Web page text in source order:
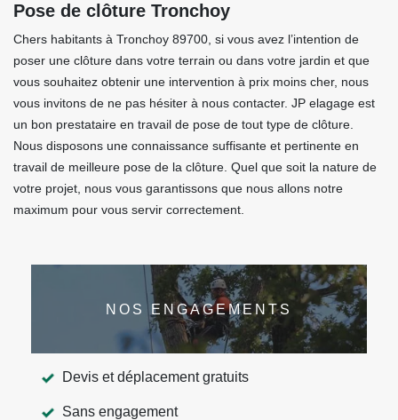
Pose de clôture Tronchoy
Chers habitants à Tronchoy 89700, si vous avez l’intention de
poser une clôture dans votre terrain ou dans votre jardin et que
vous souhaitez obtenir une intervention à prix moins cher, nous
vous invitons de ne pas hésiter à nous contacter. JP elagage est
un bon prestataire en travail de pose de tout type de clôture.
Nous disposons une connaissance suffisante et pertinente en
travail de meilleure pose de la clôture. Quel que soit la nature de
votre projet, nous vous garantissons que nous allons notre
maximum pour vous servir correctement.
NOS ENGAGEMENTS
Devis et déplacement gratuits
Sans engagement